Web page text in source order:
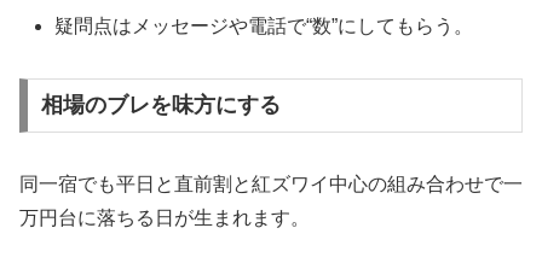
疑問点はメッセージや電話で“数”にしてもらう。
相場のブレを味方にする
同一宿でも平日と直前割と紅ズワイ中心の組み合わせで一
万円台に落ちる日が生まれます。